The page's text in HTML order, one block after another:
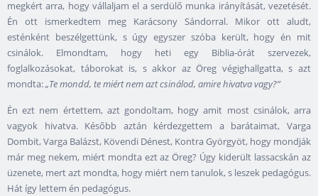
megkért arra, hogy vállaljam el a serdülő munka irányítását, vezetését.
Én ott ismerkedtem meg Karácsony Sándorral. Mikor ott aludt,
esténként beszélgettünk, s úgy egyszer szóba került, hogy én mit
csinálok. Elmondtam, hogy heti egy Biblia-órát szervezek,
foglalkozásokat, táborokat is, s akkor az Öreg végighallgatta, s azt
mondta:„Te mondd, te miért nem azt csinálod, amire hivatva vagy?”
Én ezt nem értettem, azt gondoltam, hogy amit most csinálok, arra
vagyok hivatva. Később aztán kérdezgettem a barátaimat, Varga
Dombit, Varga Balázst, Kövendi Dénest, Kontra Györgyöt, hogy mondják
már meg nekem, miért mondta ezt az Öreg? Úgy kiderült lassacskán az
üzenete, mert azt mondta, hogy miért nem tanulok, s leszek pedagógus.
Hát így lettem én pedagógus.